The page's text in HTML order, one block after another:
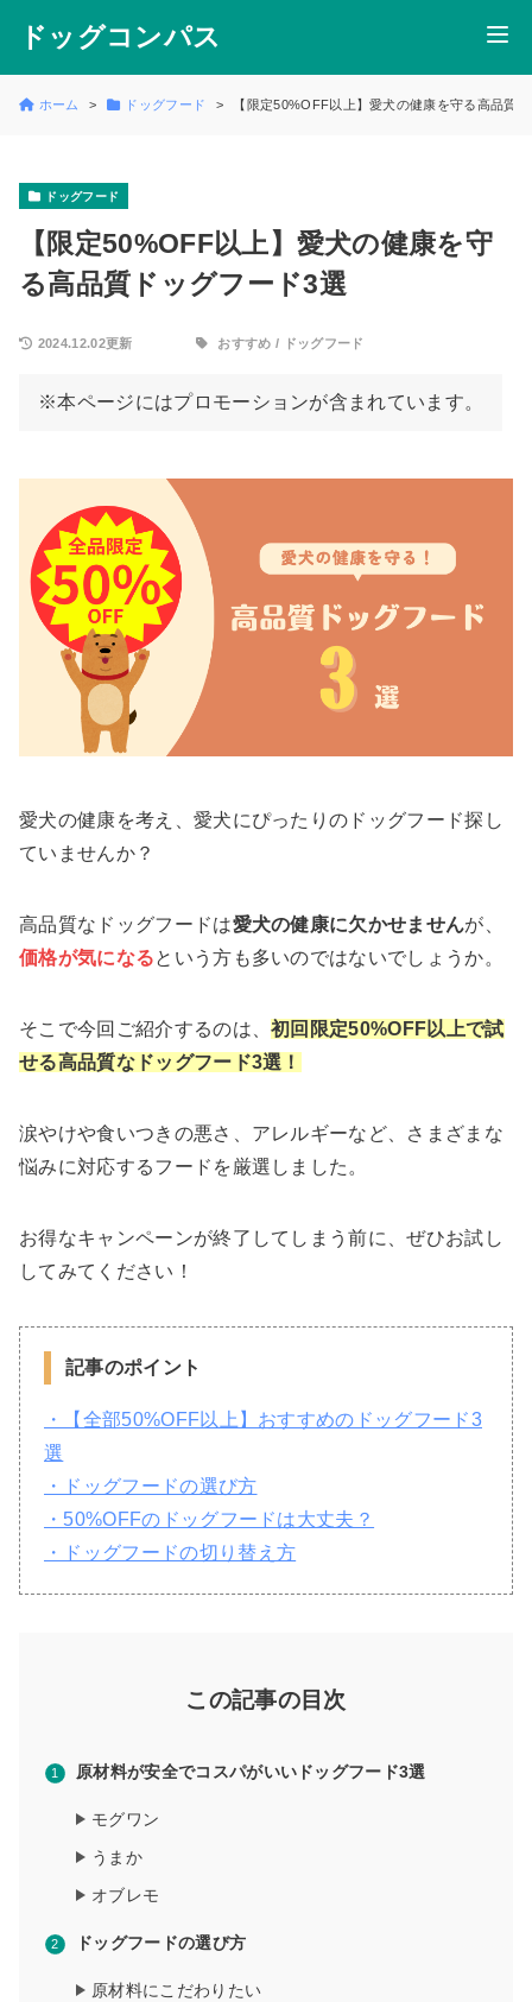
ドッグコンパス
ホーム ドッグフード 【限定50%OFF以上】愛犬の健康を守る高品質
ドッグフード
【限定50%OFF以上】愛犬の健康を守
る高品質ドッグフード3選
2024.12.02更新 おすすめ / ドッグフード
※本ページにはプロモーションが含まれています。
愛犬の健康を考え、愛犬にぴったりのドッグフード探し
ていませんか？
高品質なドッグフードは愛犬の健康に欠かせませんが、
価格が気になるという方も多いのではないでしょうか。
そこで今回ご紹介するのは、初回限定50%OFF以上で試
せる高品質なドッグフード3選！
涙やけや食いつきの悪さ、アレルギーなど、さまざまな
悩みに対応するフードを厳選しました。
お得なキャンペーンが終了してしまう前に、ぜひお試し
してみてください！
記事のポイント
・【全部50%OFF以上】おすすめのドッグフード3
選
・ドッグフードの選び方
・50%OFFのドッグフードは大丈夫？
・ドッグフードの切り替え方
この記事の目次
原材料が安全でコスパがいいドッグフード3選
モグワン
うまか
オブレモ
ドッグフードの選び方
原材料にこだわりたい